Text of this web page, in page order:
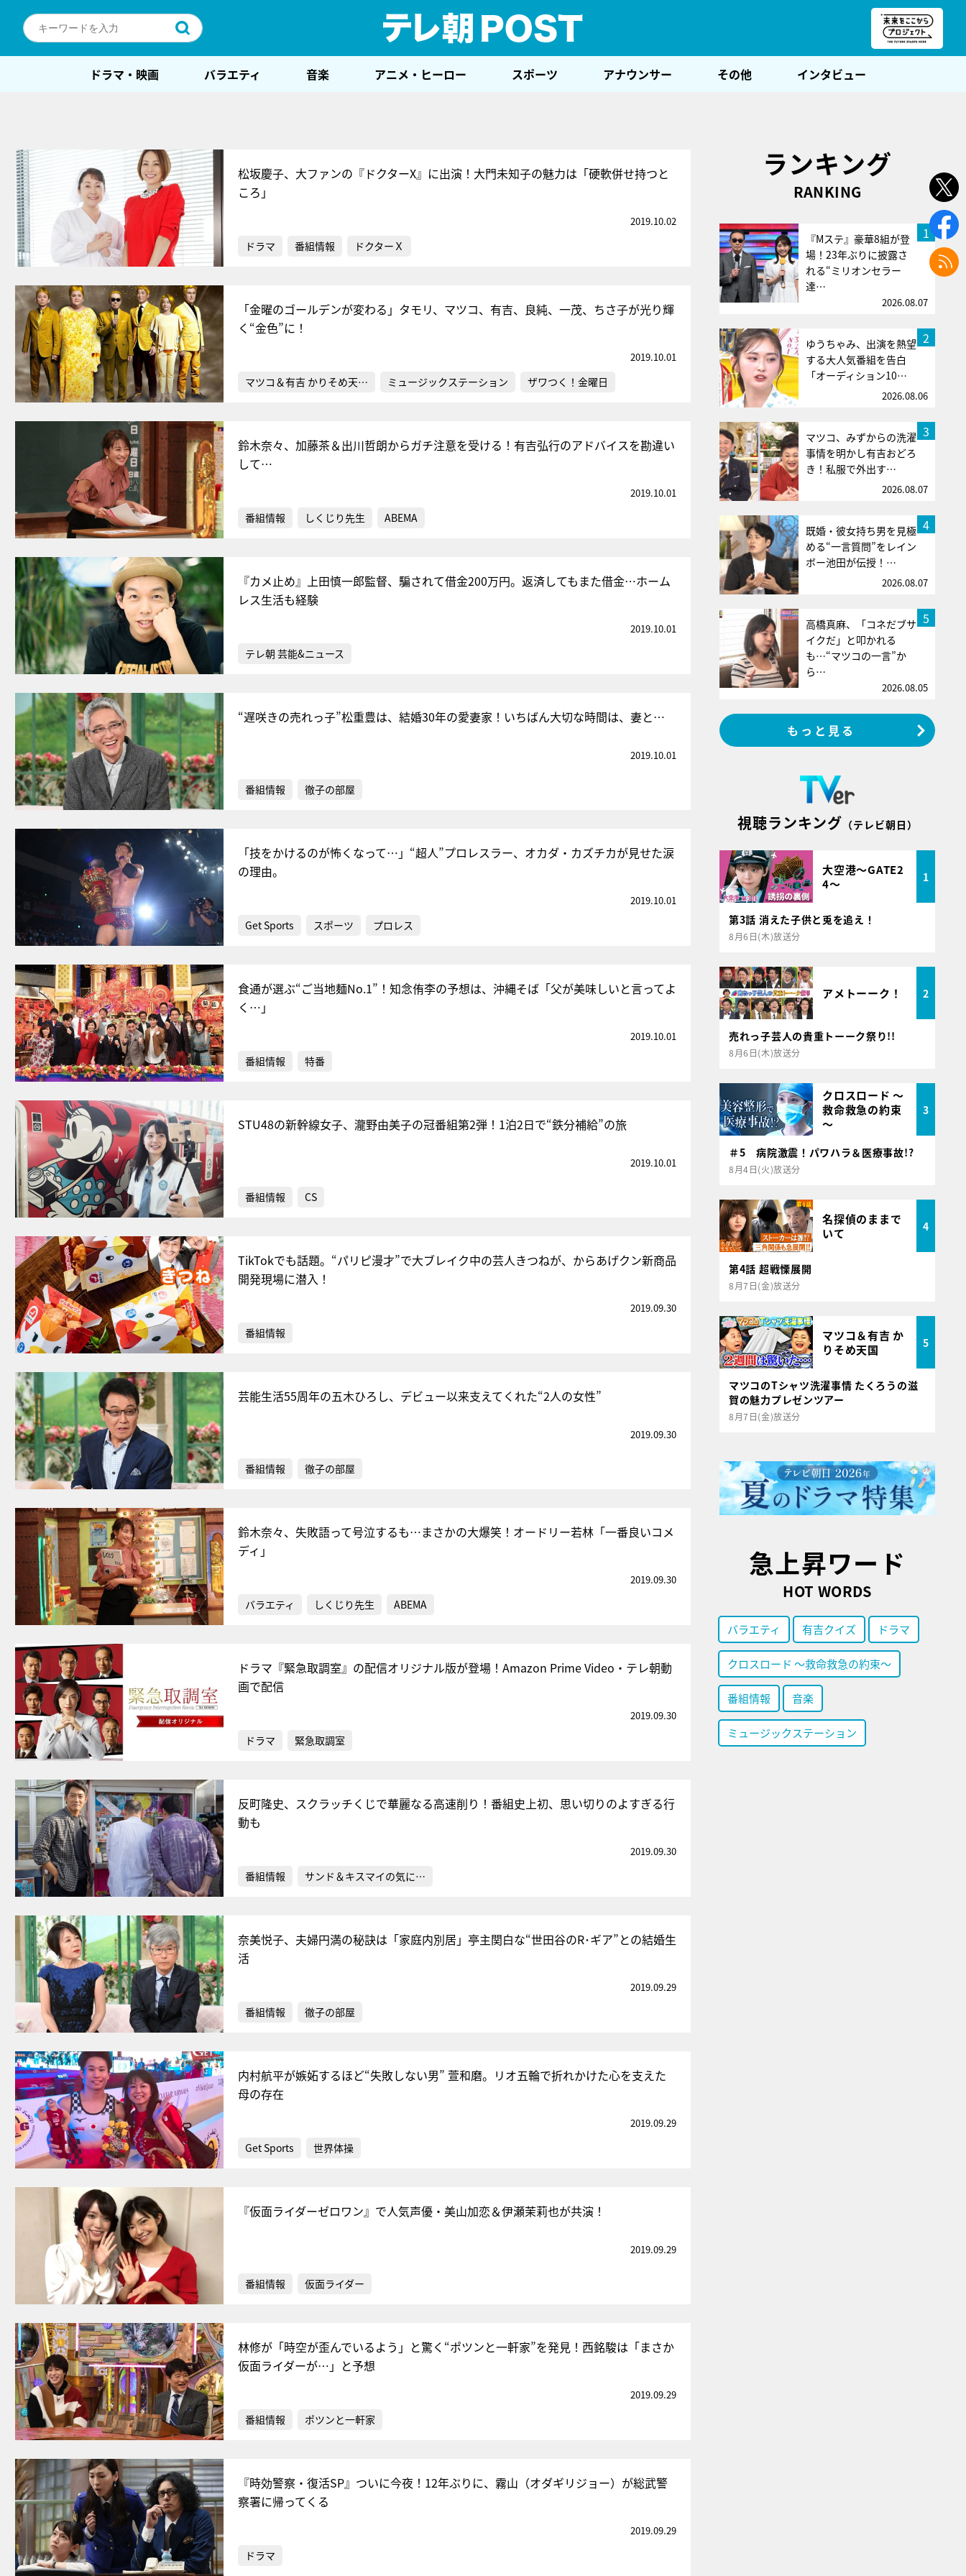
ドラマ・映画 バラエティ 音楽 アニメ・ヒーロー スポーツ アナウンサー その他 インタビュー
松坂慶子、大ファンの『ドクターX』に出演！大門未知子の魅力は「硬軟併せ持つと
ころ」
2019.10.02
ドラマ 番組情報 ドクターＸ
「金曜のゴールデンが変わる」タモリ、マツコ、有吉、良純、一茂、ちさ子が光り輝
く“金色”に！
2019.10.01
マツコ＆有吉 かりそめ天… ミュージックステーション ザワつく！金曜日
鈴木奈々、加藤茶＆出川哲朗からガチ注意を受ける！有吉弘行のアドバイスを勘違い
して…
2019.10.01
番組情報 しくじり先生 ABEMA
『カメ止め』上田慎一郎監督、騙されて借金200万円。返済してもまた借金…ホーム
レス生活も経験
2019.10.01
テレ朝 芸能&ニュース
“遅咲きの売れっ子”松重豊は、結婚30年の愛妻家！いちばん大切な時間は、妻と…
2019.10.01
番組情報 徹子の部屋
「技をかけるのが怖くなって…」“超人”プロレスラー、オカダ・カズチカが見せた涙
の理由。
2019.10.01
Get Sports スポーツ プロレス
食通が選ぶ“ご当地麺No.1”！知念侑李の予想は、沖縄そば「父が美味しいと言ってよ
く…」
2019.10.01
番組情報 特番
STU48の新幹線女子、瀧野由美子の冠番組第2弾！1泊2日で“鉄分補給”の旅
2019.10.01
番組情報 CS
TikTokでも話題。“パリピ漫才”で大ブレイク中の芸人きつねが、からあげクン新商品
開発現場に潜入！
2019.09.30
番組情報
芸能生活55周年の五木ひろし、デビュー以来支えてくれた“2人の女性”
2019.09.30
番組情報 徹子の部屋
鈴木奈々、失敗語って号泣するも…まさかの大爆笑！オードリー若林「一番良いコメ
ディ」
2019.09.30
バラエティ しくじり先生 ABEMA
ドラマ『緊急取調室』の配信オリジナル版が登場！Amazon Prime Video・テレ朝動
画で配信
2019.09.30
ドラマ 緊急取調室
反町隆史、スクラッチくじで華麗なる高速削り！番組史上初、思い切りのよすぎる行
動も
2019.09.30
番組情報 サンド＆キスマイの気に…
奈美悦子、夫婦円満の秘訣は「家庭内別居」亭主関白な“世田谷のR･ギア”との結婚生
活
2019.09.29
番組情報 徹子の部屋
内村航平が嫉妬するほど“失敗しない男” 萱和磨。リオ五輪で折れかけた心を支えた
母の存在
2019.09.29
Get Sports 世界体操
『仮面ライダーゼロワン』で人気声優・美山加恋＆伊瀬茉莉也が共演！
2019.09.29
番組情報 仮面ライダー
林修が「時空が歪んでいるよう」と驚く“ポツンと一軒家”を発見！西銘駿は「まさか
仮面ライダーが…」と予想
2019.09.29
番組情報 ポツンと一軒家
『時効警察・復活SP』ついに今夜！12年ぶりに、霧山（オダギリジョー）が総武警
察署に帰ってくる
2019.09.29
ドラマ
ランキング
RANKING
1
『Mステ』豪華8組が登
場！23年ぶりに披露さ
れる“ミリオンセラー
達…
2026.08.07
2
ゆうちゃみ、出演を熱望
する大人気番組を告白
「オーディション10…
2026.08.06
3
マツコ、みずからの洗濯
事情を明かし有吉おどろ
き！私服で外出す…
2026.08.07
4
既婚・彼女持ち男を見極
める“一言質問”をレイン
ボー池田が伝授！…
2026.08.07
5
高橋真麻、「コネだブサ
イクだ」と叩かれる
も…“マツコの一言”か
ら…
2026.08.05
もっと見る
視聴ランキング （テレビ朝日）
大空港～GATE2
4～
1
第3話 消えた子供と兎を追え！
8月6日(木)放送分
アメトーーク！ 2
売れっ子芸人の貴重トーーク祭り!!
8月6日(木)放送分
クロスロード ～
救命救急の約束
～
3
＃5 病院激震！パワハラ＆医療事故!?
8月4日(火)放送分
名探偵のままで
いて
4
第4話 超戦慄展開
8月7日(金)放送分
マツコ＆有吉 か
りそめ天国
5
マツコのTシャツ洗濯事情 たくろうの滋
賀の魅力プレゼンツアー
8月7日(金)放送分
急上昇ワード
HOT WORDS
バラエティ 有吉クイズ ドラマ
クロスロード ～救命救急の約束～
番組情報 音楽
ミュージックステーション